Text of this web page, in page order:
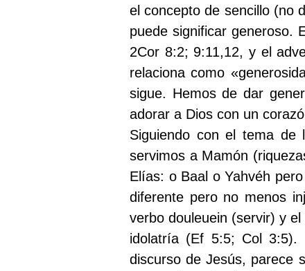
el concepto de sencillo (no
puede significar generoso.
2Cor 8:2; 9:11,12, y el
relaciona como
sigue. Hemos de dar
adorar a Dios con un
Siguiendo con el tema de
servimos a Mamón
Elías: o Baal o Yahvéh
diferente pero no menos
verbo douleuein (servir) y
idolatría (Ef 5:5; Col 3:5).
discurso de Jesús, parece